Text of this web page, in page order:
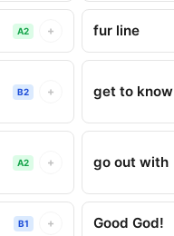
A2 + fur line
B2 + get to know
A2 + go out with
B1 + Good God!